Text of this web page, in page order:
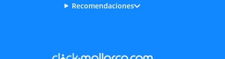
gastronomía local.
Las playas de Puerto Pollensa
Recomendaciones